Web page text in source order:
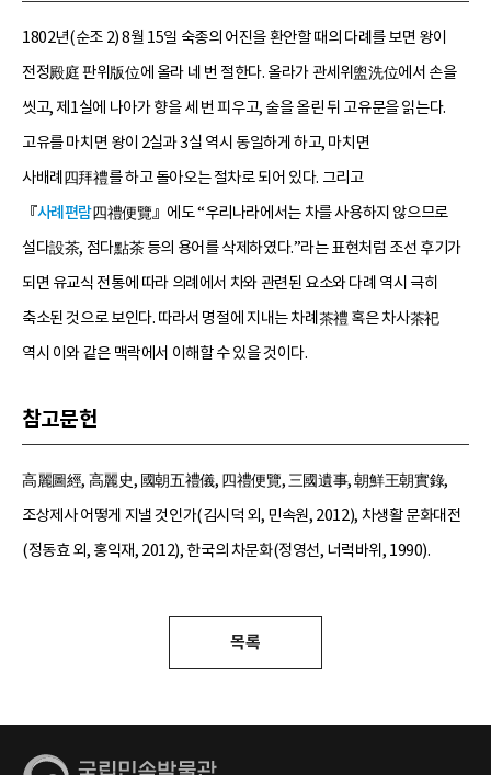
1802년(순조 2) 8월 15일 숙종의 어진을 환안할 때의 다례를 보면 왕이
전정殿庭 판위版位에 올라 네 번 절한다. 올라가 관세위盥洗位에서 손을
씻고, 제1실에 나아가 향을 세 번 피우고, 술을 올린 뒤 고유문을 읽는다.
고유를 마치면 왕이 2실과 3실 역시 동일하게 하고, 마치면
사배례四拜禮를 하고 돌아오는 절차로 되어 있다. 그리고
『사례편람四禮便覽』에도 “우리나라에서는 차를 사용하지 않으므로
설다設茶, 점다點茶 등의 용어를 삭제하였다.”라는 표현처럼 조선 후기가
되면 유교식 전통에 따라 의례에서 차와 관련된 요소와 다례 역시 극히
축소된 것으로 보인다. 따라서 명절에 지내는 차례茶禮 혹은 차사茶祀
역시 이와 같은 맥락에서 이해할 수 있을 것이다.
참고문헌
高麗圖經, 高麗史, 國朝五禮儀, 四禮便覽, 三國遺事, 朝鮮王朝實錄,
조상제사 어떻게 지낼 것인가(김시덕 외, 민속원, 2012), 차생활 문화대전
(정동효 외, 홍익재, 2012), 한국의 차문화(정영선, 너럭바위, 1990).
목록